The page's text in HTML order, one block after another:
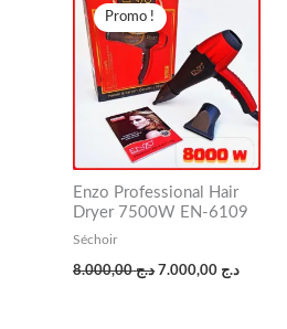
Promo !
Enzo Professional Hair
Dryer 7500W EN-6109
Séchoir
د.ج8.000,00
prix
initial
était :
د.ج
est :